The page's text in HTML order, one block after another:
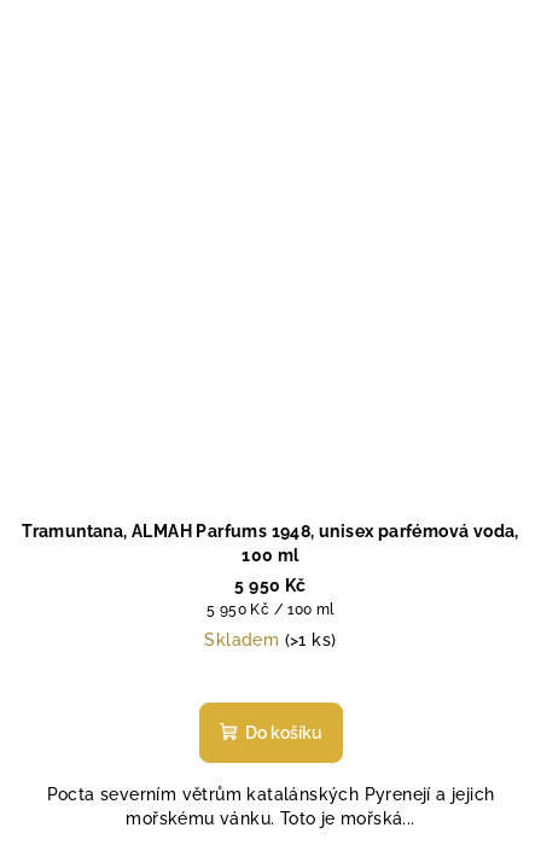
Tramuntana, ALMAH Parfums 1948, unisex parfémová voda,
100 ml
5 950 Kč
Měrná
cena:
5 950 Kč / 100 ml
Skladem (>1 ks)
Do košíku
Pocta severním větrům katalánských Pyrenejí a jejich
mořskému vánku. Toto je mořská...